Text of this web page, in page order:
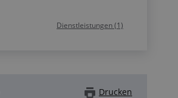
Dienstleistungen (1)
Drucken